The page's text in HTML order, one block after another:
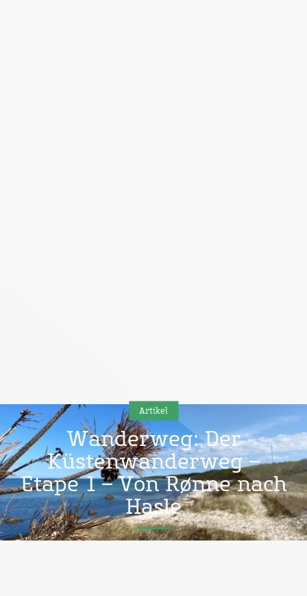
Artikel
Wanderweg: Der
Küstenwanderweg –
Etape 1 – Von Rønne nach
Hasle